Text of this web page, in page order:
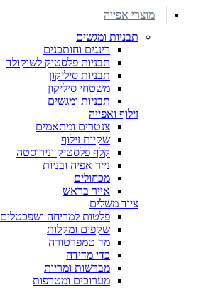
מוצרי אפייה
תבניות ומגשים
רינגים וחותכנים
תבניות פלסטיק לשוקולד
תבניות סיליקון
משטחי סיליקון
תבניות ומגשים
זילוף ואפייה
צנטרים ומתאמים
שקיות זילוף
קלף פלסטיק ונירוסטה
נייר אפיה ובניות
מכחולים
אייר בראש
ציוד משלים
פלטות למריחה ושפכטלים
שקפים ומקלות
מד טמפרטורה
כדי מדידה
מברשות ומריות
מערוכים ומטרפות